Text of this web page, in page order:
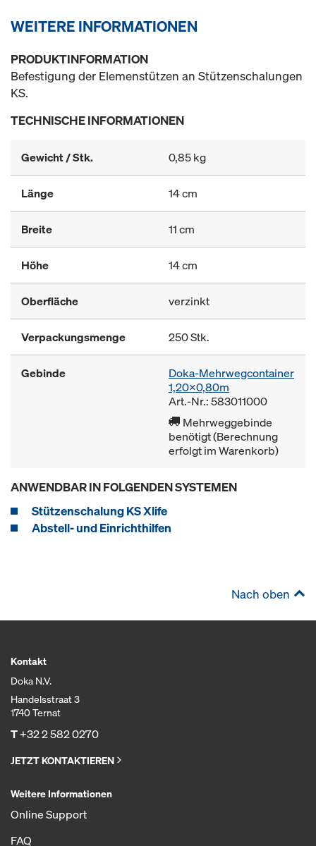
WEITERE INFORMATIONEN
PRODUKTINFORMATION
Befestigung der Elemenstützen an Stützenschalungen
KS.
TECHNISCHE INFORMATIONEN
Gewicht / Stk. 0,85 kg
Länge 14 cm
Breite 11 cm
Höhe 14 cm
Oberfläche verzinkt
Verpackungsmenge 250 Stk.
Gebinde
Doka-Mehrwegcontainer
1,20x0,80m
Art.-Nr.: 583011000
Mehrweggebinde
benötigt (Berechnung
erfolgt im Warenkorb)
ANWENDBAR IN FOLGENDEN SYSTEMEN
Stützenschalung KS Xlife
Abstell- und Einrichthilfen
Nach oben
Kontakt
Doka N.V.
Handelsstraat 3
1740 Ternat
T+32 2 582 0270
JETZT KONTAKTIEREN
Weitere Informationen
Online Support
FAQ